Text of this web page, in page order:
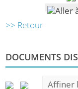
>> Retour
DOCUMENTS
Affiner